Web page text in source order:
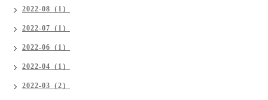
2022-08（1）
2022-07（1）
2022-06（1）
2022-04（1）
2022-03（2）